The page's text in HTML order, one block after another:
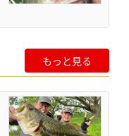
もっと見る